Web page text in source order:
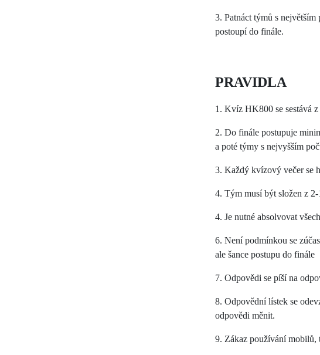
3. Patnáct týmů s
postoupí do finále.
PRAVIDLA
1. Kvíz HK800 se sestává
2. Do finále postupuje
a poté týmy s nejvyšším
3. Každý kvízový večer se
4. Tým musí být složen z 2-
4. Je nutné absolvovat
6. Není podmínkou se
ale šance postupu do finále
7. Odpovědi se píší na
8. Odpovědní lístek se
odpovědi měnit.
9. Zákaz používání mobilů,